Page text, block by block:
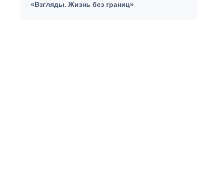
«Взгляды. Жизнь без границ»